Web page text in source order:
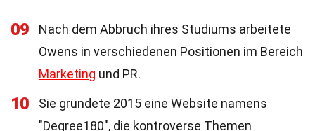
09
Nach dem Abbruch ihres Studiums arbeitete
Owens in verschiedenen Positionen im Bereich
Marketing und PR.
10
Sie gründete 2015 eine Website namens
"Degree180", die kontroverse Themen